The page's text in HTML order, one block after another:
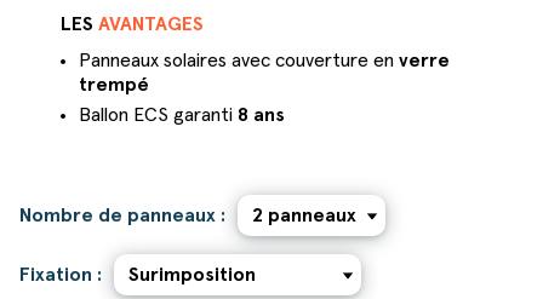
LES AVANTAGES
Panneaux solaires avec couverture en verre
trempé
Ballon ECS garanti 8 ans
Nombre de panneaux :
Fixation :